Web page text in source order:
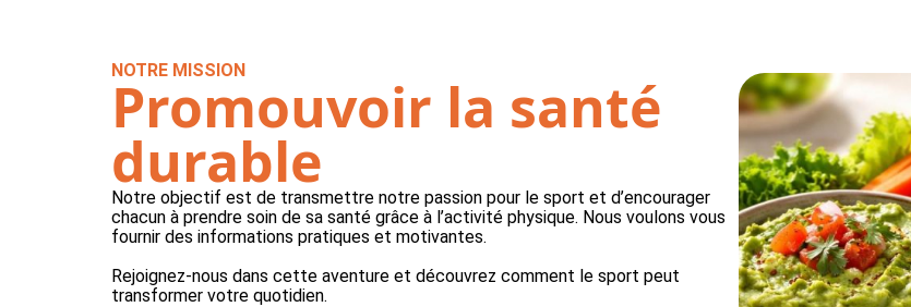
NOTRE MISSION
Promouvoir la santé
durable
Notre objectif est de transmettre notre passion pour le sport et d’encourager
chacun à prendre soin de sa santé grâce à l’activité physique. Nous voulons vous
fournir des informations pratiques et motivantes.
Rejoignez-nous dans cette aventure et découvrez comment le sport peut
transformer votre quotidien.